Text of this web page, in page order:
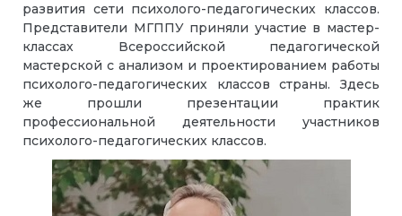
развития сети психолого-педагогических классов.
Представители МГППУ приняли участие в мастер-
классах Всероссийской педагогической
мастерской с анализом и проектированием работы
психолого-педагогических классов страны. Здесь
же прошли презентации практик
профессиональной деятельности участников
психолого-педагогических классов.